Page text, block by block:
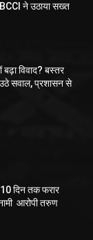
ने उठाया सख्त
विवाद? बस्तर
सवाल, प्रशासन से
दिन तक फरार
आरोपी तरुण